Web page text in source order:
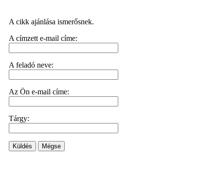
A cikk ajánlása ismerősnek.
A címzett e-mail címe:
A feladó neve:
Az Ön e-mail címe:
Tárgy:
Küldés Mégse